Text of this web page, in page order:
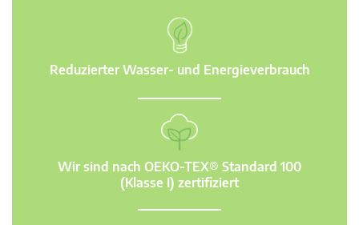
Reduzierter Wasser- und Energieverbrauch
Wir sind nach OEKO-TEX® Standard 100
(Klasse I) zertifiziert